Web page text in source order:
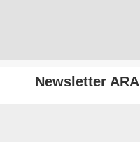
Newsletter ARA